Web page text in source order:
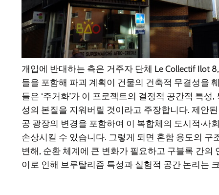
개입에 반대하는 측은 거주자 단체 Le Collectif Ilot
들을 포함해 파괴 계획이 건물의 건축적 무결성을
들은 ‘주거화’가 이 프로젝트의 결정적 공간적 특
성의 본질을 지워버릴 것이라고 주장합니다. 제안
공 광장의 변경을 포함하여 이 복합체의 도시적·사
손상시킬 수 있습니다. 그렇게 되면 혼합 용도의 구
변해, 순환 체계에 큰 변화가 필요하고 구블록 간의
이로 인해 브루탈리즘 특성과 실험적 공간 논리는